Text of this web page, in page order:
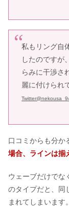
私もリング自
したのですが
らみに干渉さ
麗に付けられ
口コミからも分か
場合、ラインは揃
ウェーブだけでな
のタイプだと、同
まれてしまいます。